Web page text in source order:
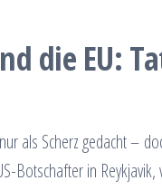
die EU:
als Scherz gedacht –
Botschafter in